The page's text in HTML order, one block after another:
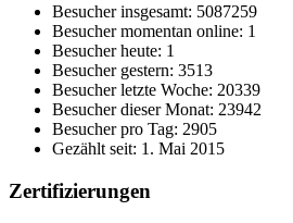
Besucher insgesamt: 5087259
Besucher momentan online: 1
Besucher heute: 1
Besucher gestern: 3513
Besucher letzte Woche: 20339
Besucher dieser Monat: 23942
Besucher pro Tag: 2905
Gezählt seit: 1. Mai 2015
Zertifizierungen